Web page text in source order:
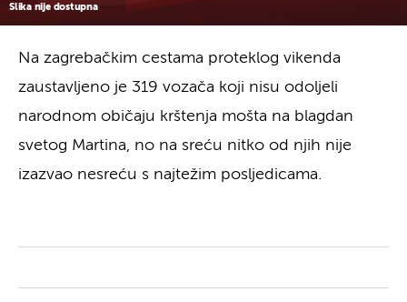
Slika nije dostupna
Na zagrebačkim cestama proteklog vikenda
zaustavljeno je 319 vozača koji nisu odoljeli
narodnom običaju krštenja mošta na blagdan
svetog Martina, no na sreću nitko od njih nije
izazvao nesreću s najtežim posljedicama.